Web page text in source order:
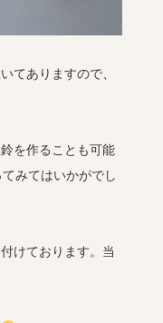
てありますので、
を作ることも可能
みてはいかがでし
けております。当